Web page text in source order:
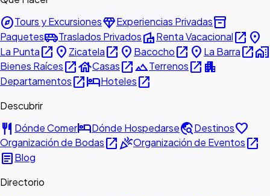
exploreTours y ExcursionesdiamondExperiencias Privadasinventory_2
Paquetesairport_shuttleTraslados PrivadosvillaRenta Vacacionalopen_in_new place
La Puntaopen_in_new place Zicatelaopen_in_new place Bacochoopen_in_new place La Barraopen_in_newhome_work
Bienes Raícesopen_in_newhouseCasasopen_in_newlandscapeTerrenosopen_in_new apartment
Departamentosopen_in_newhotelHotelesopen_in_new
Descubrir
restaurant Dónde ComerhotelDónde Hospedarsetravel_exploreDestinosfavorite
Organización de Bodasopen_in_newcelebrationOrganización de Eventosopen_in_new
articleBlog
Directorio